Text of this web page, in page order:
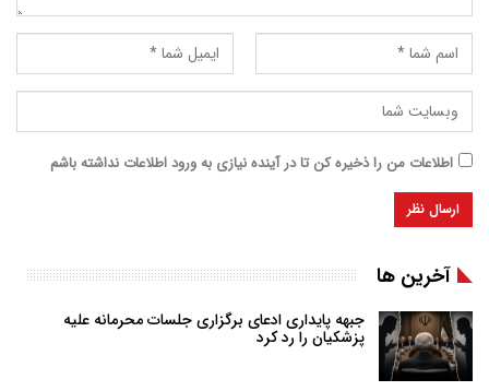
اطلاعات من را ذخیره کن تا در آینده نیازی به ورود اطلاعات نداشته باشم
آخرین ها
جبهه پایداری ادعای برگزاری جلسات محرمانه علیه
پزشکیان را رد کرد